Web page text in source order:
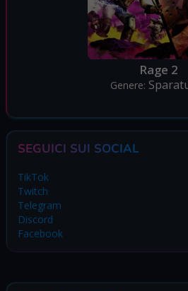
Rage 2
Genere:
SEGUICI SUI SOCIAL
TikTok
Twitch
Telegram
Discord
Facebook